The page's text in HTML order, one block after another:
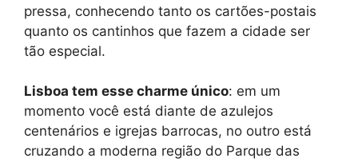
pressa, conhecendo tanto os cartões-postais
quanto os cantinhos que fazem a cidade ser
tão especial.
Lisboa tem esse charme único: em um
momento você está diante de azulejos
centenários e igrejas barrocas, no outro está
cruzando a moderna região do Parque das